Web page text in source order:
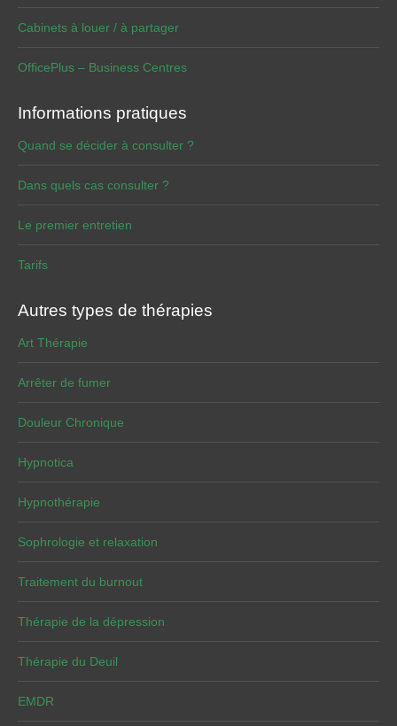
Cabinets à louer / à partager
OfficePlus – Business Centres
Informations pratiques
Quand se décider à consulter ?
Dans quels cas consulter ?
Le premier entretien
Tarifs
Autres types de thérapies
Art Thérapie
Arrêter de fumer
Douleur Chronique
Hypnotica
Hypnothérapie
Sophrologie et relaxation
Traitement du burnout
Thérapie de la dépression
Thérapie du Deuil
EMDR